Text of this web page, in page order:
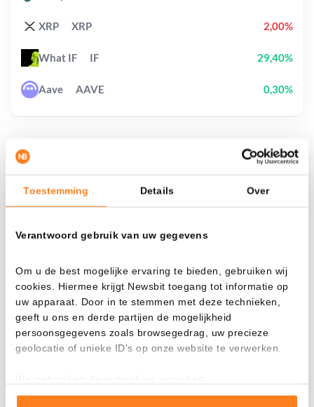
Toestemming Details Over
Verantwoord gebruik van uw gegevens
Om u de best mogelijke ervaring te bieden, gebruiken wij
cookies. Hiermee krijgt Newsbit toegang tot informatie op
uw apparaat. Door in te stemmen met deze technieken,
geeft u ons en derde partijen de mogelijkheid
persoonsgegevens zoals browsegedrag, uw precieze
geolocatie of unieke ID's op onze website te verwerken.
Goed laten functioneren van deze website
Mira cuánto valor tendrías hoy si hubieras
aplicado el dollar-cost averaging en distintas
Cada Desde
Valor total
---
XRP XRP 2,00%
What IF IF 29,40%
Aave AAVE 0,30%